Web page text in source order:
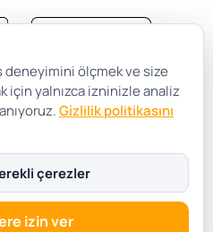
Gizlilik ve Güvenlik
Çerez Tercihleri
ölçmek ve size
için yalnızca izninizle analiz
Gizlilik politikasını
çerezler
izin ver